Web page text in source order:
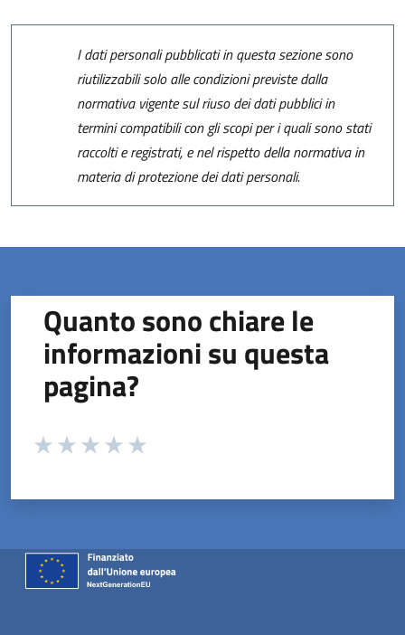
I dati personali pubblicati in questa sezione sono
riutilizzabili solo alle condizioni previste dalla
normativa vigente sul riuso dei dati pubblici in
termini compatibili con gli scopi per i quali sono stati
raccolti e registrati, e nel rispetto della normativa in
materia di protezione dei dati personali.
Quanto sono chiare le
informazioni su questa
pagina?
Valuta da 1 a 5 stelle la pagina